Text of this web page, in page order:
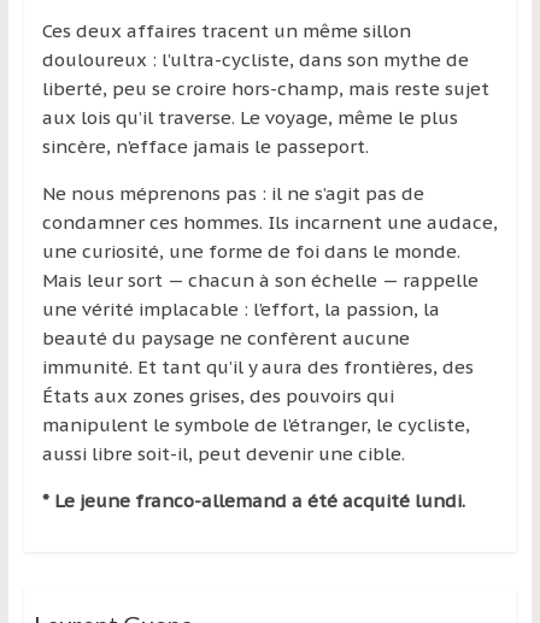
découverte
culturelle
d’un
pays
région
Ces deux affaires tracent un même sillon
douloureux : l’ultra-cycliste, dans son mythe de
liberté, peu se croire hors-champ, mais reste sujet
aux lois qu’il traverse. Le voyage, même le plus
sincère, n’efface jamais le passeport.
Ne nous méprenons pas : il ne s’agit pas de
condamner ces hommes. Ils incarnent une audace,
une curiosité, une forme de foi dans le monde.
Mais leur sort — chacun à son échelle — rappelle
une vérité implacable : l’effort, la passion, la
beauté du paysage ne confèrent aucune
immunité. Et tant qu’il y aura des frontières, des
États aux zones grises, des pouvoirs qui
manipulent le symbole de l’étranger, le cycliste,
aussi libre soit-il, peut devenir une cible.
* Le jeune franco-allemand a été acquité lundi.